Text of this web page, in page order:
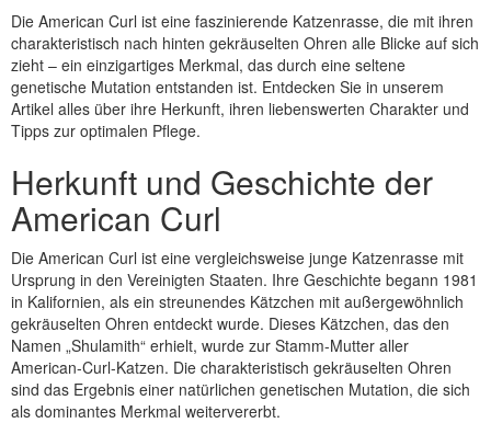
Die American Curl ist eine faszinierende Katzenrasse, die mit ihren
charakteristisch nach hinten gekräuselten Ohren alle Blicke auf sich
zieht – ein einzigartiges Merkmal, das durch eine seltene
genetische Mutation entstanden ist. Entdecken Sie in unserem
Artikel alles über ihre Herkunft, ihren liebenswerten Charakter und
Tipps zur optimalen Pflege.
Herkunft und Geschichte der
American Curl
Die American Curl ist eine vergleichsweise junge Katzenrasse mit
Ursprung in den Vereinigten Staaten. Ihre Geschichte begann 1981
in Kalifornien, als ein streunendes Kätzchen mit außergewöhnlich
gekräuselten Ohren entdeckt wurde. Dieses Kätzchen, das den
Namen „Shulamith“ erhielt, wurde zur Stamm-Mutter aller
American-Curl-Katzen. Die charakteristisch gekräuselten Ohren
sind das Ergebnis einer natürlichen genetischen Mutation, die sich
als dominantes Merkmal weitervererbt.